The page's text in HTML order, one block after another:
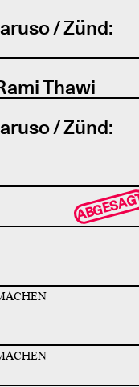
/ Zünd:
Thawi
/ Zünd: